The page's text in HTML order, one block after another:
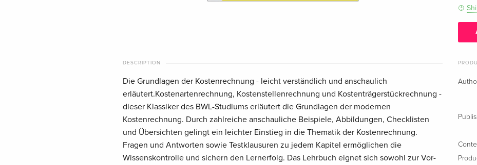
DESCRIPTION
Die Grundlagen der Kostenrechnung - leicht verständlich und anschaulich
erläutert.Kostenartenrechnung, Kostenstellenrechnung und Kostenträgerstückrechnung -
dieser Klassiker des BWL-Studiums erläutert die Grundlagen der modernen
Kostenrechnung. Durch zahlreiche anschauliche Beispiele, Abbildungen, Checklisten
und Übersichten gelingt ein leichter Einstieg in die Thematik der Kostenrechnung.
Fragen und Antworten sowie Testklausuren zu jedem Kapitel ermöglichen die
Wissenskontrolle und sichern den Lernerfolg. Das Lehrbuch eignet sich sowohl zur Vor-